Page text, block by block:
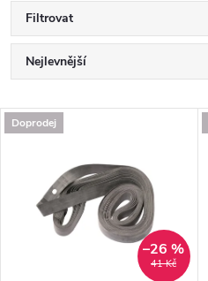
Filtrovat
Ř
a
Nejlevnější
Nejprodávanější
Abecedně
V
Doprodej
41 Kč
–26 %